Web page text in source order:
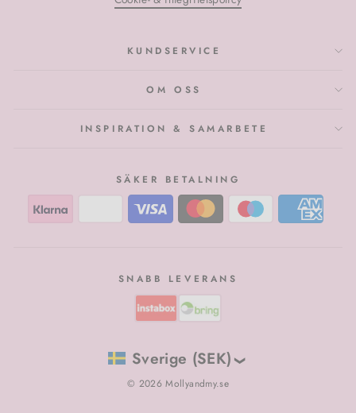
KUNDSERVICE
OM OSS
INSPIRATION & SAMARBETE
SÄKER BETALNING
SNABB LEVERANS
Sverige (SEK)
© 2026 Mollyandmy.se